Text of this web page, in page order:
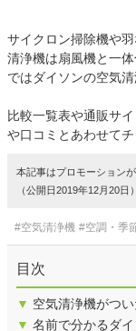
サイクロン掃除機や
清浄機は扇風機と一
ではダイソンの空気
比較一覧表や通販サ
や口コミとあわせてチ
本記事はプロモーション
（公開日2019年12月20日）
#空気清浄機 #空調・季
目次
▼ 空気清浄機がつ
▼ 名前で分かるダ